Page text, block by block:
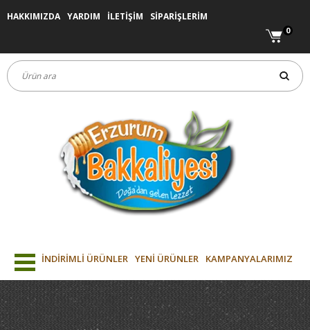
HAKKIMIZDA YARDIM İLETİŞİM SİPARİŞLERİM
0
İNDİRİMLİ ÜRÜNLER YENİ ÜRÜNLER KAMPANYALARIMIZ